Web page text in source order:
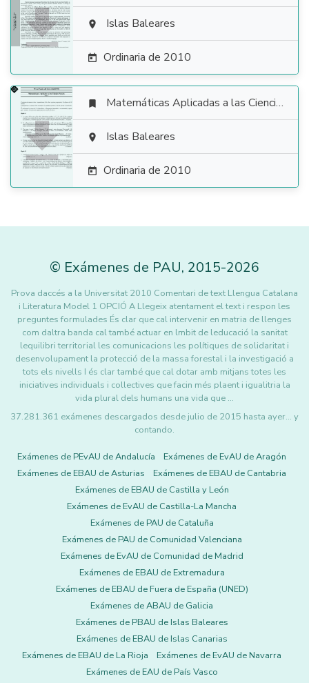
  Islas Baleares
 Ordinaria de 2010

 Matemáticas Aplicadas a las Ciencias Sociales
 Islas Baleares
 Ordinaria de 2010
© Exámenes de PAU, 2015-2026
Prova daccés a la Universitat 2010 Comentari de text Llengua Catalana
i Literatura Model 1 OPCIÓ A Llegeix atentament el text i respon les
preguntes formulades És clar que cal intervenir en matria de llenges
com daltra banda cal també actuar en lmbit de leducació la sanitat
lequilibri territorial les comunicacions les polítiques de solidaritat i
desenvolupament la protecció de la massa forestal i la investigació a
tots els nivells I és clar també que cal dotar amb mitjans totes les
iniciatives individuals i collectives que facin més plaent i igualitria la
vida plural dels humans una vida que …
37.281.361 exámenes descargados desde julio de 2015 hasta ayer... y
contando.
Exámenes de PEvAU de Andalucía
Exámenes de EvAU de Aragón
Exámenes de EBAU de Asturias
Exámenes de EBAU de Cantabria
Exámenes de EBAU de Castilla y León
Exámenes de EvAU de Castilla-La Mancha
Exámenes de PAU de Cataluña
Exámenes de PAU de Comunidad Valenciana
Exámenes de EvAU de Comunidad de Madrid
Exámenes de EBAU de Extremadura
Exámenes de EBAU de Fuera de España (UNED)
Exámenes de ABAU de Galicia
Exámenes de PBAU de Islas Baleares
Exámenes de EBAU de Islas Canarias
Exámenes de EBAU de La Rioja
Exámenes de EvAU de Navarra
Exámenes de EAU de País Vasco